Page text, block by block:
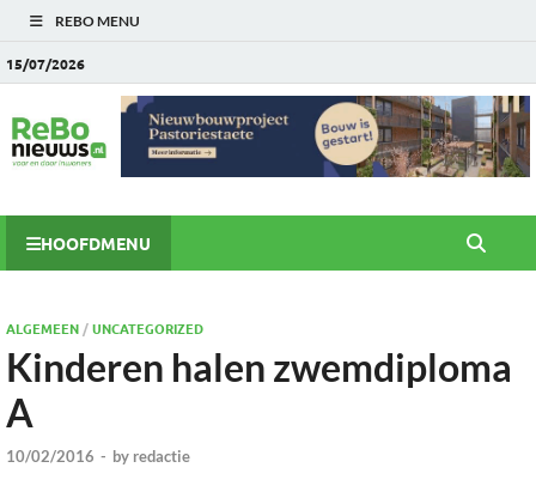
REBO MENU
15/07/2026
HOOFDMENU
ALGEMEEN/UNCATEGORIZED
Kinderen halen zwemdiploma
A
10/02/2016 - by redactie